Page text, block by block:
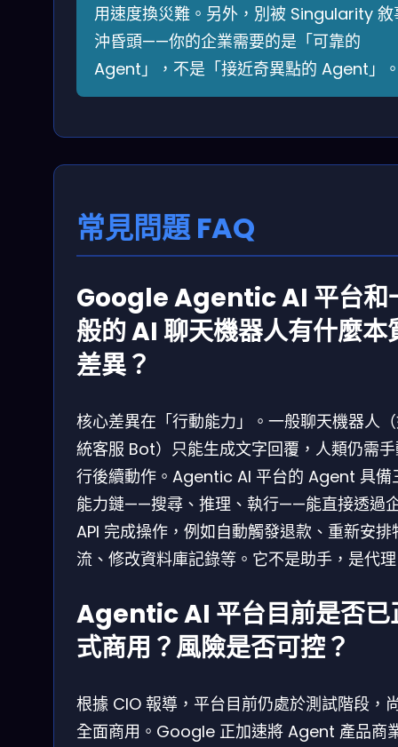
用速度換災難。另外，別被 Singularity 敘
沖昏頭——你的企業需要的是「可靠的
Agent」，不是「接近奇異點的 Agent」
常見問題 FAQ
Google Agentic AI 平台和
般的 AI 聊天機器人有什麼本
差異？
核心差異在「行動能力」。一般聊天機器人
統客服 Bot）只能生成文字回覆，人類仍需
行後續動作。Agentic AI 平台的 Agent 具備
能力鏈——搜尋、推理、執行——能直接透過
API 完成操作，例如自動觸發退款、重新安排
流、修改資料庫記錄等。它不是助手，是代
Agentic AI 平台目前是否已
式商用？風險是否可控？
根據 CIO 報導，平台目前仍處於測試階段，
全面商用。Google 正加速將 Agent 產品商